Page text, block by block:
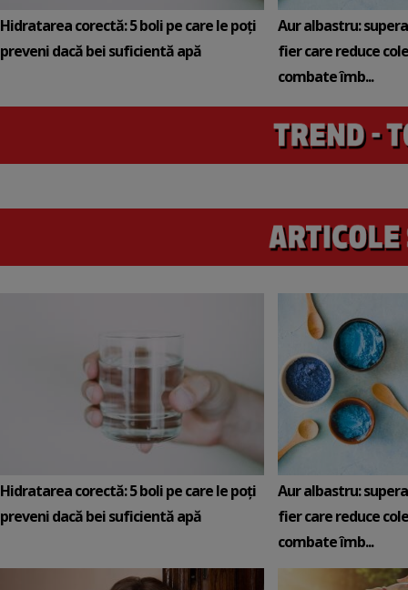
Hidratarea corectă: 5 boli pe care le poți
preveni dacă bei suficientă apă
Aur albastru:
fier care reduce
combate îmb...
Hidratarea corectă: 5 boli pe care le poți
preveni dacă bei suficientă apă
Aur albastru:
fier care reduce
combate îmb...